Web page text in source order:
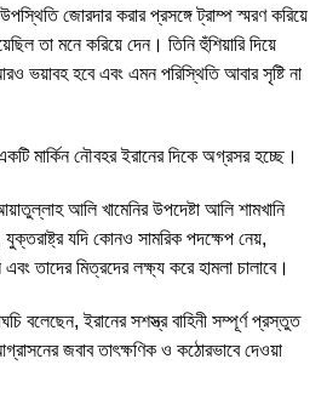
জোরদার করার প্রসঙ্গে ট্রাম্প স্মরণ করিয়ে
তা মনে করিয়ে দেন। তিনি হুঁশিয়ারি দিয়ে
ভয়াবহ হবে এবং এমন পরিস্থিতি আবার সৃষ্টি না
মার্কিন নৌবহর ইরানের দিকে অগ্রসর হচ্ছে।
আলি খামেনির উপদেষ্টা আলি শামখানি
যদি কোনও সামরিক পদক্ষেপ নেয়,
তাদের মিত্রদের লক্ষ্য করে হামলা চালাবে।
বলেছেন, ইরানের সশস্ত্র বাহিনী সম্পূর্ণ প্রস্তুত
জবাব তাৎক্ষণিক ও কঠোরভাবে দেওয়া